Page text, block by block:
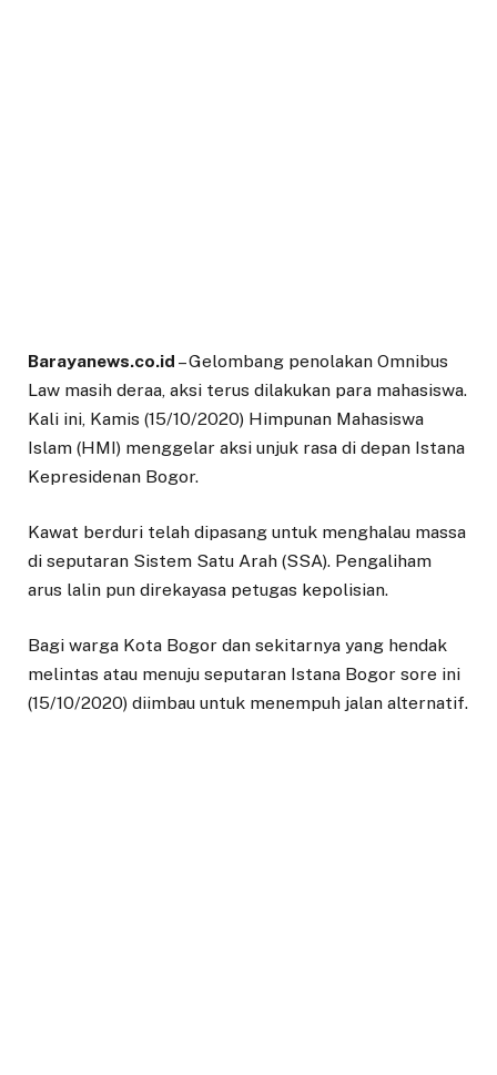
Barayanews.co.id – Gelombang penolakan Omnibus
Law masih deraa, aksi terus dilakukan para mahasiswa.
Kali ini, Kamis (15/10/2020) Himpunan Mahasiswa
Islam (HMI) menggelar aksi unjuk rasa di depan Istana
Kepresidenan Bogor.
Kawat berduri telah dipasang untuk menghalau massa
di seputaran Sistem Satu Arah (SSA). Pengaliham
arus lalin pun direkayasa petugas kepolisian.
Bagi warga Kota Bogor dan sekitarnya yang hendak
melintas atau menuju seputaran Istana Bogor sore ini
(15/10/2020) diimbau untuk menempuh jalan alternatif.